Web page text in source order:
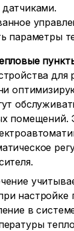
параметры
для
помещений.
настройке
в